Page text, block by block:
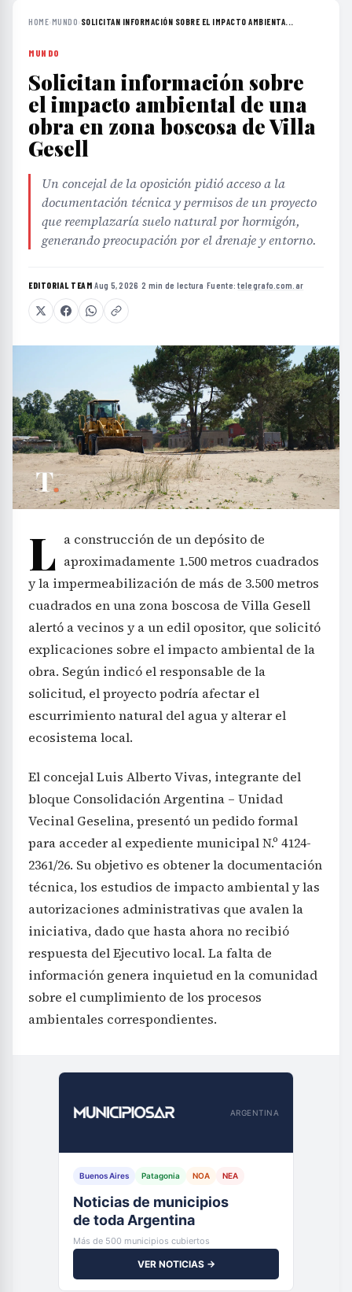
HOME›MUNDO› SOLICITAN INFORMACIÓN SOBRE EL IMPACTO AMBIENTA...
MUNDO
Solicitan información sobre
el impacto ambiental de una
obra en zona boscosa de Villa
Gesell
Un concejal de la oposición pidió acceso a la
documentación técnica y permisos de un proyecto
que reemplazaría suelo natural por hormigón,
generando preocupación por el drenaje y entorno.
EDITORIAL TEAM·Aug 5, 2026 ·2 min de lectura ·Fuente:telegrafo.com.ar
L a construcción de un depósito de
aproximadamente 1.500 metros cuadrados
y la impermeabilización de más de 3.500 metros
cuadrados en una zona boscosa de Villa Gesell
alertó a vecinos y a un edil opositor, que solicitó
explicaciones sobre el impacto ambiental de la
obra. Según indicó el responsable de la
solicitud, el proyecto podría afectar el
escurrimiento natural del agua y alterar el
ecosistema local.
El concejal Luis Alberto Vivas, integrante del
bloque Consolidación Argentina – Unidad
Vecinal Geselina, presentó un pedido formal
para acceder al expediente municipal N.º 4124-
2361/26. Su objetivo es obtener la documentación
técnica, los estudios de impacto ambiental y las
autorizaciones administrativas que avalen la
iniciativa, dado que hasta ahora no recibió
respuesta del Ejecutivo local. La falta de
información genera inquietud en la comunidad
sobre el cumplimiento de los procesos
ambientales correspondientes.
ARGENTINA
Buenos Aires Patagonia NOA NEA
Noticias de municipios
de toda Argentina
Más de 500 municipios cubiertos
VER NOTICIAS →